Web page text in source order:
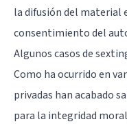
la difusión del material
consentimiento del
Algunos casos de
Como ha ocurrido en
privadas han acabado
para la integridad